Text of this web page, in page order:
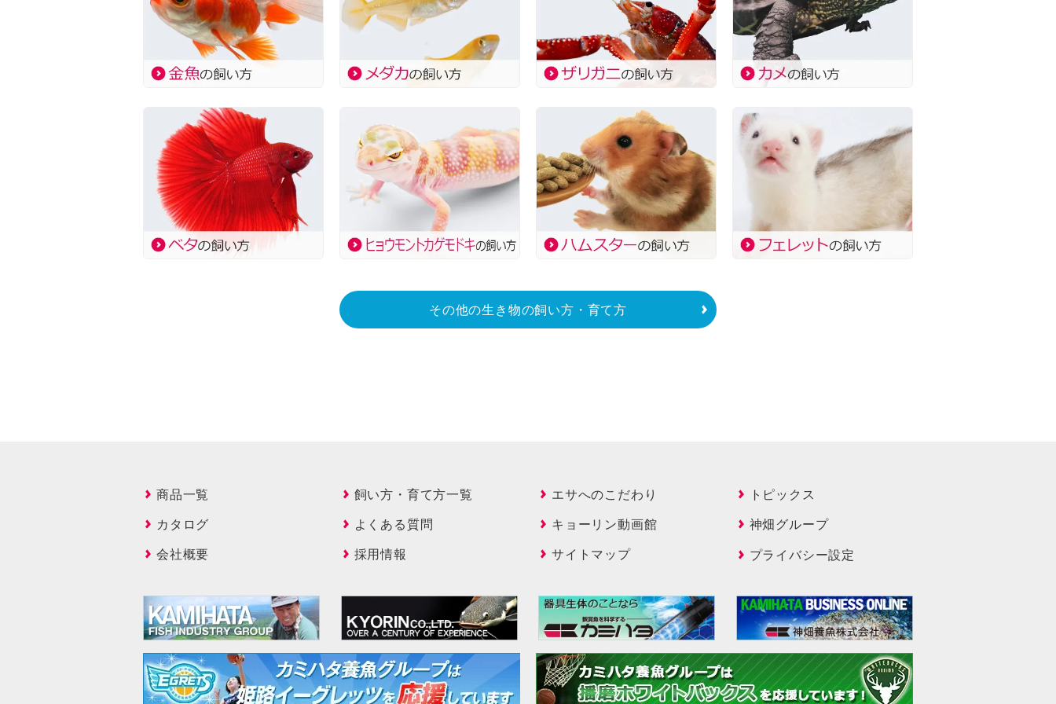
その他の生き物の飼い方・育て方
商品一覧 飼い方・育て方一覧 エサへのこだわり
トピックス
カタログ
よくある質問 キョーリン動画館
神畑グループ
会社概要
採用情報 サイトマップ プライバシー設定